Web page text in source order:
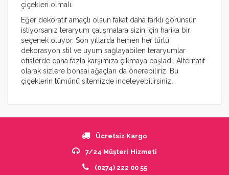
çiçekleri olmalı.
Eğer dekoratif amaçlı olsun fakat daha farklı görünsün
istiyorsanız teraryum çalışmalara sizin için harika bir
seçenek oluyor. Son yıllarda hemen her türlü
dekorasyon stil ve uyum sağlayabilen teraryumlar
ofislerde daha fazla karşımıza çıkmaya başladı. Alternatif
olarak sizlere bonsai ağaçları da önerebiliriz. Bu
çiçeklerin tümünü sitemizde inceleyebilirsiniz.
Ücretsiz Kargo
7/24 Müşteri Hizmeti
(0274) 222 00 55